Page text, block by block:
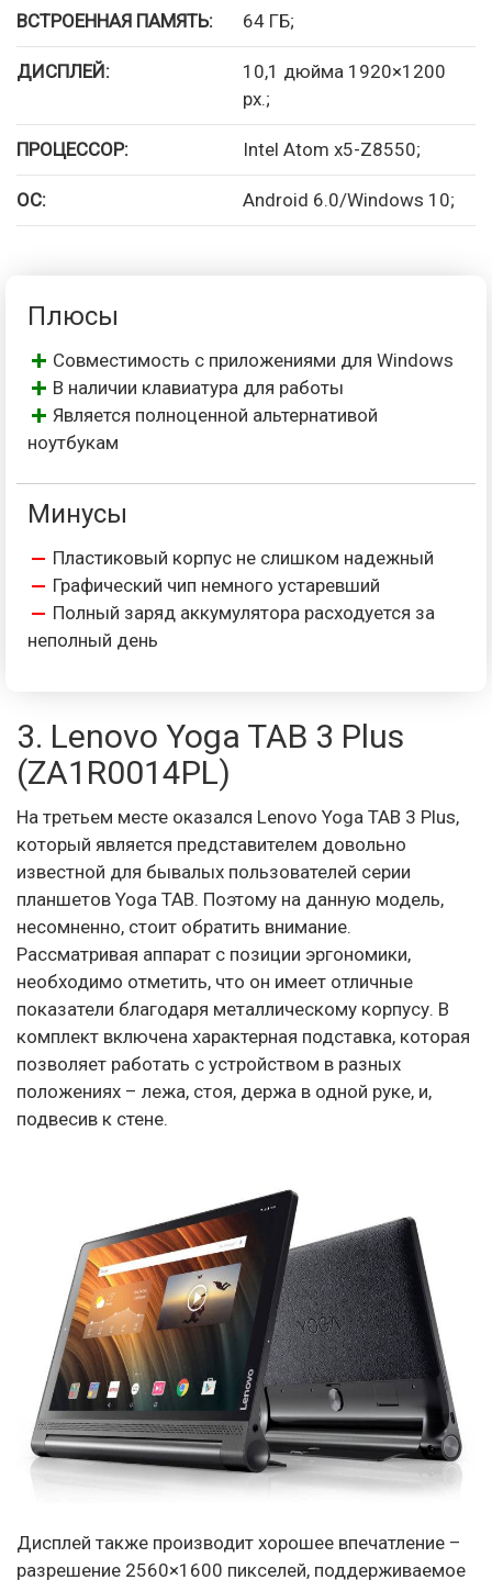
ВСТРОЕННАЯ ПАМЯТЬ: 64 ГБ;
ДИСПЛЕЙ:
10,1 дюйма 1920×1200
px.;
ПРОЦЕССОР: Intel Atom x5-Z8550;
ОС: Android 6.0/Windows 10;
Плюсы
Совместимость с приложениями для Windows
В наличии клавиатура для работы
Является полноценной альтернативой
ноутбукам
Минусы
Пластиковый корпус не слишком надежный
Графический чип немного устаревший
Полный заряд аккумулятора расходуется за
неполный день
3. Lenovo Yoga TAB 3 Plus
(ZA1R0014PL)
На третьем месте оказался Lenovo Yoga TAB 3 Plus,
который является представителем довольно
известной для бывалых пользователей серии
планшетов Yoga TAB. Поэтому на данную модель,
несомненно, стоит обратить внимание.
Рассматривая аппарат с позиции эргономики,
необходимо отметить, что он имеет отличные
показатели благодаря металлическому корпусу. В
комплект включена характерная подставка, которая
позволяет работать с устройством в разных
положениях – лежа, стоя, держа в одной руке, и,
подвесив к стене.
Дисплей также производит хорошее впечатление –
разрешение 2560×1600 пикселей, поддерживаемое